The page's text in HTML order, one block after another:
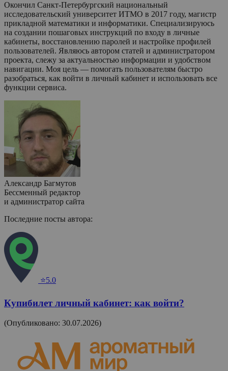
Окончил Санкт-Петербургский национальный
исследовательский университет ИТМО в 2017 году, магистр
прикладной математики и информатики. Специализируюсь
на создании пошаговых инструкций по входу в личные
кабинеты, восстановлению паролей и настройке профилей
пользователей. Являюсь автором статей и администратором
проекта, слежу за актуальностью информации и удобством
навигации. Моя цель — помогать пользователям быстро
разобраться, как войти в личный кабинет и использовать все
функции сервиса.
Александр Багмутов
Бессменный редактор
и администратор сайта
Последние посты автора:
⭐5.0
Купибилет личный кабинет: как войти?
(Опубликовано: 30.07.2026)